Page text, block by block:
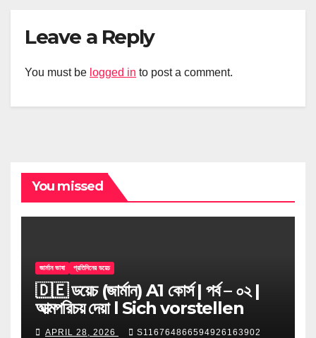
Leave a Reply
You must be logged in to post a comment.
You missed
জার্মান ভাষা প্রতিদিনের ডয়েচ
🇩🇪 ডয়েচ (জার্মান) A1 কোর্স | পর্ব – ০২ |
আত্মপরিচয় দেয়া l Sich vorstellen
APRIL 28, 2026 S116764866594926163902